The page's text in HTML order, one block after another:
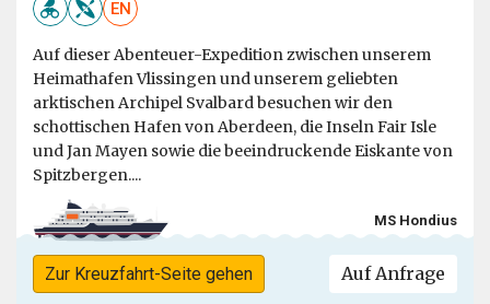
EN
Auf dieser Abenteuer-Expedition zwischen unserem
Heimathafen Vlissingen und unserem geliebten
arktischen Archipel Svalbard besuchen wir den
schottischen Hafen von Aberdeen, die Inseln Fair Isle
und Jan Mayen sowie die beeindruckende Eiskante von
Spitzbergen....
MS Hondius
Zur Kreuzfahrt-Seite gehen Auf Anfrage